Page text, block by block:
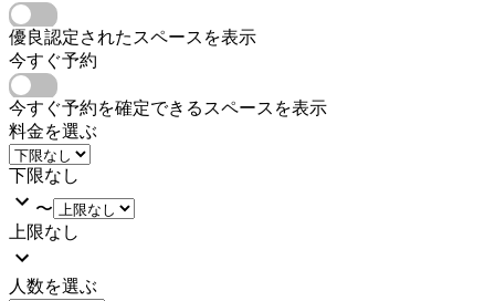
優良認定されたスペースを表示
今すぐ予約
今すぐ予約を確定できるスペースを表示
料金を選ぶ
下限なし
〜
上限なし
人数を選ぶ